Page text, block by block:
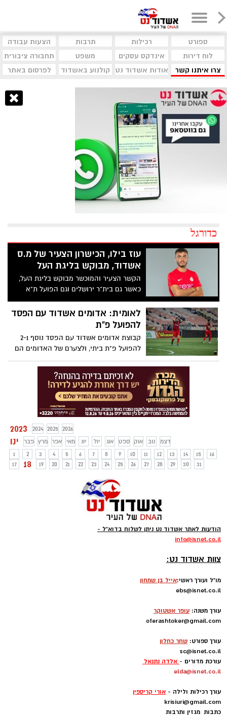
ספורט רכילות תרבות
הצעות עבודה
לוח דירות
אינדקס עסקים משפט
תחבורה ציבורית
צרו איתנו קשר
אודות אשדוד נט קולנוע באשדוד לפרסום באתר
כדורגל
עוז בילו, הכישרון הצעיר של מ.ס
אשדוד, מבוקש בליגת העל
הקשר הצעיר והמוכשר מבוקש בליגת העל,
כאשר גם בית"ר ירושלים וגם הפועל ת"א
רוצות את השחקן. באשדוד כבר קיבלו
החלטה להיפרד וגם השחקן רוצה "שינוי
אווירה". העסקה עשויה לכלול השאלה ללא
לאומית: אדומים אשדוד עם הפסד
להפועל פ"ת
קבוצת אדומים אשדוד עם הפסד נוסף 2-1
להפועל פ"ת ביתי, ולצערם של האדומים הם
ממשיכים להתרחק מהסיכוי להישאר בליגה
2023 2024 2025 2026
ינו פבר מרץ אפר מאי יונ יול אוג ספט אוק נוב
דצמ
1
2 3 4 5 6 7 8 9 10 11 12 13 14 15
16
17
18 19 20 21 22 23 24 25 26 27 28 29 30 31
הודעות לאתר אשדוד נט ניתן לשלוח בדוא"ל -
info@isnet.co.il
צוות אשדוד נט:
מו"ל ועורך ראשי:אייל בן שמחון
ebs@isnet.co.il
עורך משנה: עופר אשטוקר
oferashtoker@gmail.com
עורך ספורט: שחר כחלון
sc@isnet.co.il
עורכת מדורים - אלדה נתנאל
elda@isnet.co.il
עורך רכילות ולילה - אורי קריספין
krisiuri@gmail.com
כתבות מגזין ותרבות